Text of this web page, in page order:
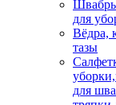
для
Вёдра,
тазы
для